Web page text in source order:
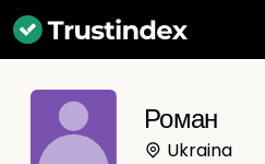
Роман
Ukraina